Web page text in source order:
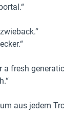
a fresh
aus jedem